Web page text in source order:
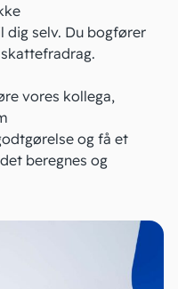
selv. Du bogfører
skattefradrag.
vores kollega,
og få et
beregnes og